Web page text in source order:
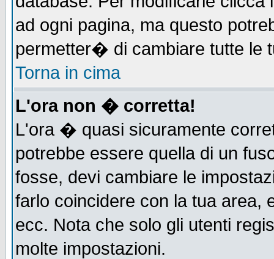
ad ogni pagina, ma questo
permetter� di cambiare tutte le
Torna in cima
L'ora non � corretta!
L'ora � quasi sicuramente
potrebbe essere quella di un
fosse, devi cambiare le
farlo coincidere con la tua area,
ecc. Nota che solo gli utenti
molte impostazioni.